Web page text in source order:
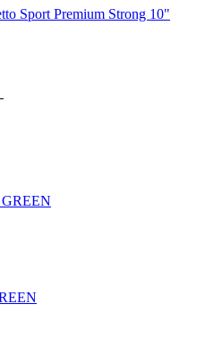
Sport Premium Strong 10"